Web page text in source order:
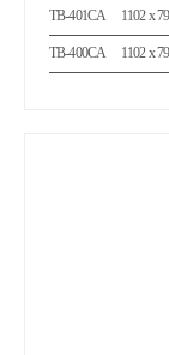
TB-401CA 1102 x
TB-400CA 1102 x